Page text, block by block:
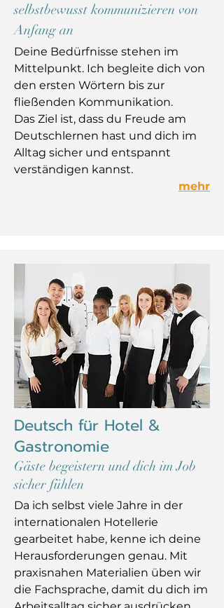
selbstbewusst kommunizieren von
Anfang an
Deine Bedürfnisse stehen im
Mittelpunkt. Ich begleite dich von
den ersten Wörtern bis zur
fließenden Kommunikation.
Das Ziel ist, dass du Freude am
Deutschlernen hast und dich im
Alltag sicher und entspannt
verständigen kannst.
mehr
Deutsch für Hotel &
Gastronomie
Gäste begeistern und dich im Job
sicher fühlen
Da ich selbst viele Jahre in der
internationalen Hotellerie
gearbeitet habe, kenne ich deine
Herausforderungen genau. Mit
praxisnahen Materialien üben wir
die Fachsprache, damit du dich im